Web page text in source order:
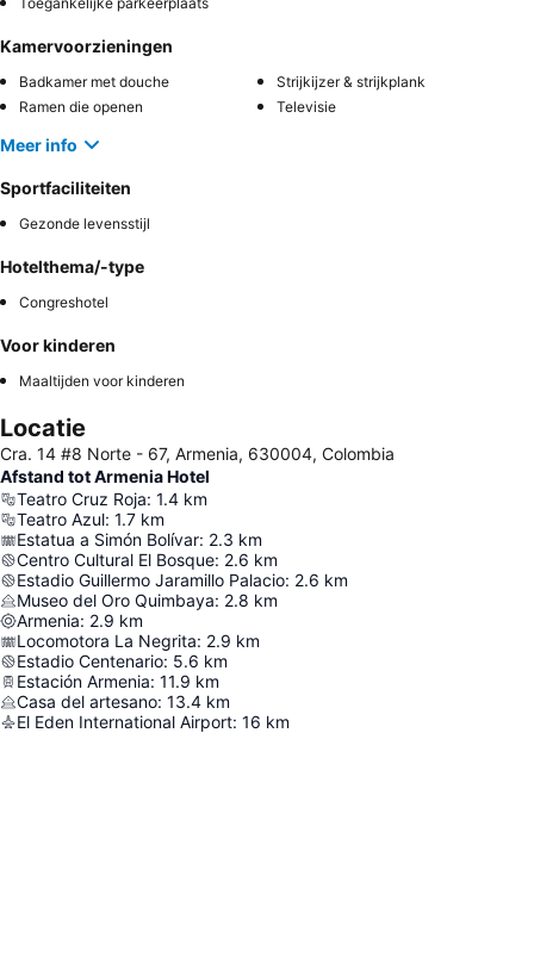
Kamervoorzieningen
Badkamer met douche
Strijkijzer & strijkplank
Ramen die openen
Televisie
Meer info
Sportfaciliteiten
Gezonde levensstijl
Hotelthema/-type
Congreshotel
Voor kinderen
Maaltijden voor kinderen
Locatie
Cra. 14 #8 Norte - 67, Armenia, 630004, Colombia
Afstand tot Armenia Hotel
Teatro Cruz Roja: 1.4 km
Teatro Azul: 1.7 km
Estatua a Simón Bolívar: 2.3 km
Centro Cultural El Bosque: 2.6 km
Estadio Guillermo Jaramillo Palacio: 2.6 km
Museo del Oro Quimbaya: 2.8 km
Armenia: 2.9 km
Locomotora La Negrita: 2.9 km
Estadio Centenario: 5.6 km
Estación Armenia: 11.9 km
Casa del artesano: 13.4 km
El Eden International Airport: 16 km